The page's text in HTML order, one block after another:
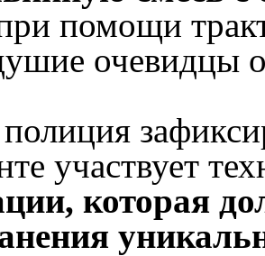
помощи
очевидцы
участвует
которая